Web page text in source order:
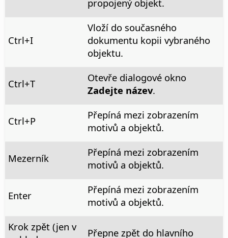
propojený objekt.
Ctrl+I
Vloží do současného
dokumentu kopii vybraného
objektu.
Ctrl+T
Otevře dialogové okno
Zadejte název.
Ctrl+P
Přepíná mezi zobrazením
motivů a objektů.
Mezerník
Přepíná mezi zobrazením
motivů a objektů.
Enter
Přepíná mezi zobrazením
motivů a objektů.
Krok zpět (jen v
Přepne zpět do hlavního